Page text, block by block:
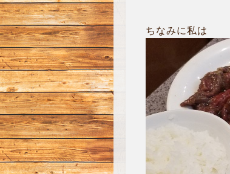
ちなみに私は